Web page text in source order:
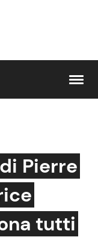
e TV
VIP
Pierre
tutti